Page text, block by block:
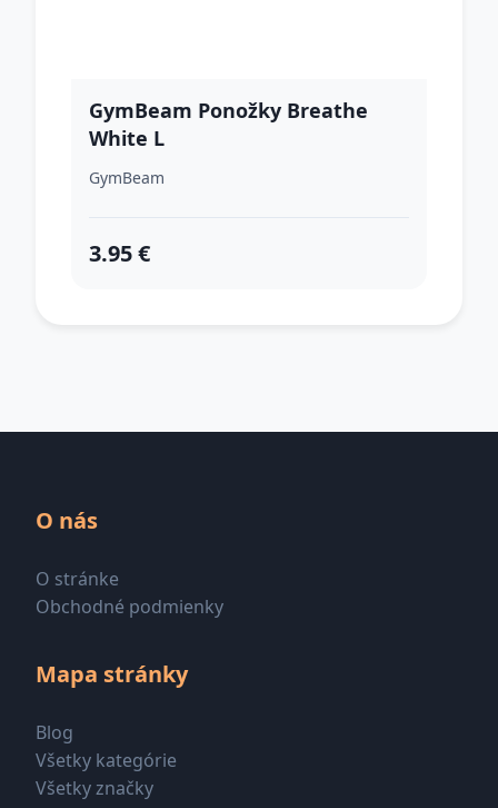
GymBeam Ponožky Breathe
White L
GymBeam
3.95 €
O nás
O stránke
Obchodné podmienky
Mapa stránky
Blog
Všetky kategórie
Všetky značky